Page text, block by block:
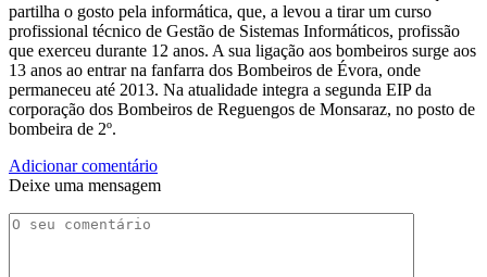
partilha o gosto pela informática, que, a levou a tirar um curso
profissional técnico de Gestão de Sistemas Informáticos, profissão
que exerceu durante 12 anos. A sua ligação aos bombeiros surge aos
13 anos ao entrar na fanfarra dos Bombeiros de Évora, onde
permaneceu até 2013. Na atualidade integra a segunda EIP da
corporação dos Bombeiros de Reguengos de Monsaraz, no posto de
bombeira de 2º.
Adicionar comentário
Deixe uma mensagem